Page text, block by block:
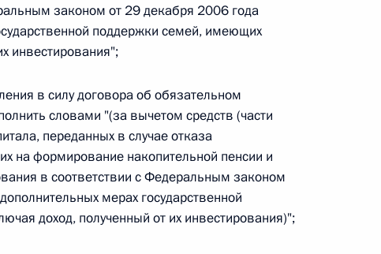
г. № 270-ФЗ
закона «Об автономных учреждениях»
г. № 244-ФЗ
Российской Федерации и Кабинетом
статусе представительств компетентных органов
Федерации и Киргизской Республике
законом от 29 декабря 2006 года
поддержки семей, имеющих
инвестирования";
в силу договора об обязательном
словами "(за вычетом средств (части
переданных в случае отказа
на формирование накопительной пенсии и
в соответствии с Федеральным законом
мерах государственной
доход, полученный от их инвестирования)";